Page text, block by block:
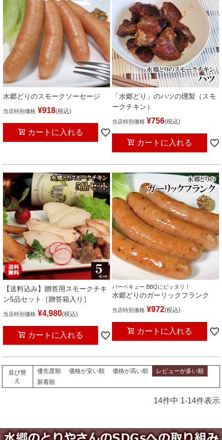
水郷どりのスモークソーセージ
当店特別価格 ¥918 税込
カートに入れる
「水郷どり」のハツの燻製（スモ
ークチキン）
当店特別価格 ¥756 税込
カートに入れる
【送料込み】贈答用スモークチキ
ン5品セット［贈答箱入り］
当店特別価格 ¥4,980 税込
カートに入れる
バーベキュー BBQにピッタリ！
水郷どりのガーリックフランク
当店特別価格 ¥972 税込
カートに入れる
並び替
え
優先度順 価格が安い順 価格が高い順
レビューが多い順
新着順
14件中 1-14件表示